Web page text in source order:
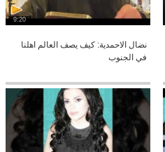
9:20
نضال الاحمدية: كيف يصف العالم اهلنا
في الجنوب